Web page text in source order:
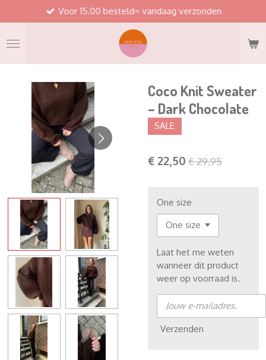
direct
naar
de
hoofdinhoud
Voor 15.00 besteld= vandaag verzonden
Coco Knit Sweater
– Dark Chocolate
SALE
€ 22,50 € 29,95
One size
Laat het me weten
wanneer dit product
weer op voorraad is.
Verzenden